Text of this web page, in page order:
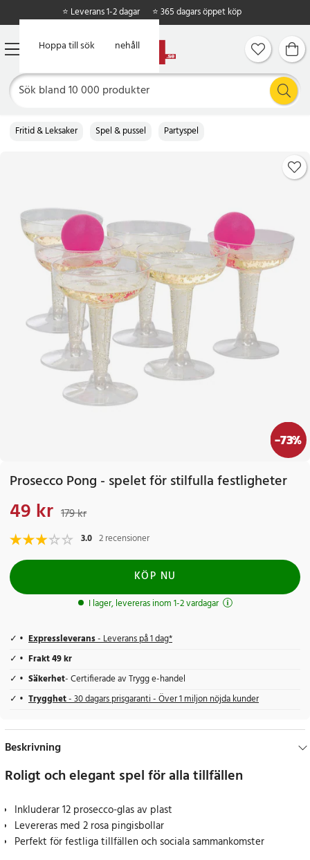
Hoppa till huvudinnehåll
Hoppa till sök
⭐ Leverans 1-2 dagar ⭐ 365 dagars öppet köp
Fritid & Leksaker Spel & pussel Partyspel
-73%
Prosecco Pong - spelet för stilfulla festligheter
Nuvarande pris
49 kr 179 kr
3.0 2 recensioner
KÖP NU
I lager, levereras inom 1-2 vardagar
Expressleverans- Leverans på 1 dag*
Frakt 49 kr
Säkerhet- Certifierade av Trygg e-handel
Trygghet- 30 dagars prisgaranti - Över 1 miljon nöjda kunder
Beskrivning
Roligt och elegant spel för alla tillfällen
Inkluderar 12 prosecco-glas av plast
Levereras med 2 rosa pingisbollar
Perfekt för festliga tillfällen och sociala sammankomster